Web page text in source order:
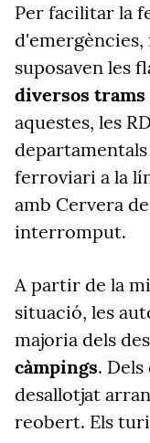
Per facilitar la
d'emergències,
suposaven les
diversos
aquestes, les
departamentals
ferroviari a la
amb Cervera
interromput.
A partir de la
situació, les
majoria dels
càmpings.
desallotjat
reobert. Els